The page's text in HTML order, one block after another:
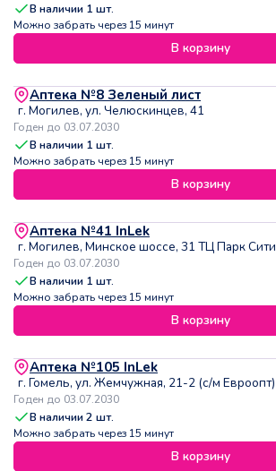
В наличии 1 шт.
Можно забрать через 15 минут
В корзину
Аптека №8 Зеленый лист
г. Могилев, ул. Челюскинцев, 41
Годен до 03.07.2030
В наличии 1 шт.
Можно забрать через 15 минут
В корзину
Аптека №41 InLek
г. Могилев, Минское шоссе, 31 ТЦ Парк Сити
Годен до 03.07.2030
В наличии 1 шт.
Можно забрать через 15 минут
В корзину
Аптека №105 InLek
г. Гомель, ул. Жемчужная, 21-2 (с/м Евроопт)
Годен до 03.07.2030
В наличии2 шт.
Можно забрать через 15 минут
В корзину